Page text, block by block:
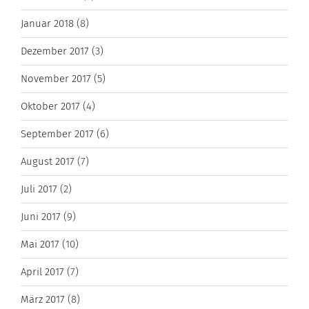
Januar 2018 (8)
Dezember 2017 (3)
November 2017 (5)
Oktober 2017 (4)
September 2017 (6)
August 2017 (7)
Juli 2017 (2)
Juni 2017 (9)
Mai 2017 (10)
April 2017 (7)
März 2017 (8)